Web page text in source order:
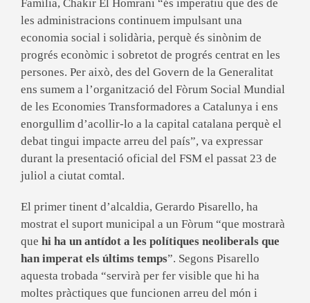
Família, Chakir El Homrani “és imperatiu que des de
les administracions continuem impulsant una
economia social i solidària, perquè és sinònim de
progrés econòmic i sobretot de progrés centrat en les
persones. Per això, des del Govern de la Generalitat
ens sumem a l’organització del Fòrum Social Mundial
de les Economies Transformadores a Catalunya i ens
enorgullim d’acollir-lo a la capital catalana perquè el
debat tingui impacte arreu del país”, va expressar
durant la presentació oficial del FSM el passat 23 de
juliol a ciutat comtal.
El primer tinent d’alcaldia, Gerardo Pisarello, ha
mostrat el suport municipal a un Fòrum “que mostrarà
que hi ha un antídot a les polítiques neoliberals que
han imperat els últims temps”. Segons Pisarello
aquesta trobada “servirà per fer visible que hi ha
moltes pràctiques que funcionen arreu del món i